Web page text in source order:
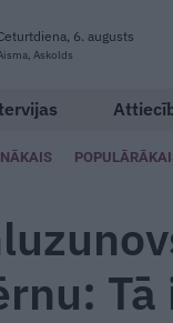
6. augusts
Askolds